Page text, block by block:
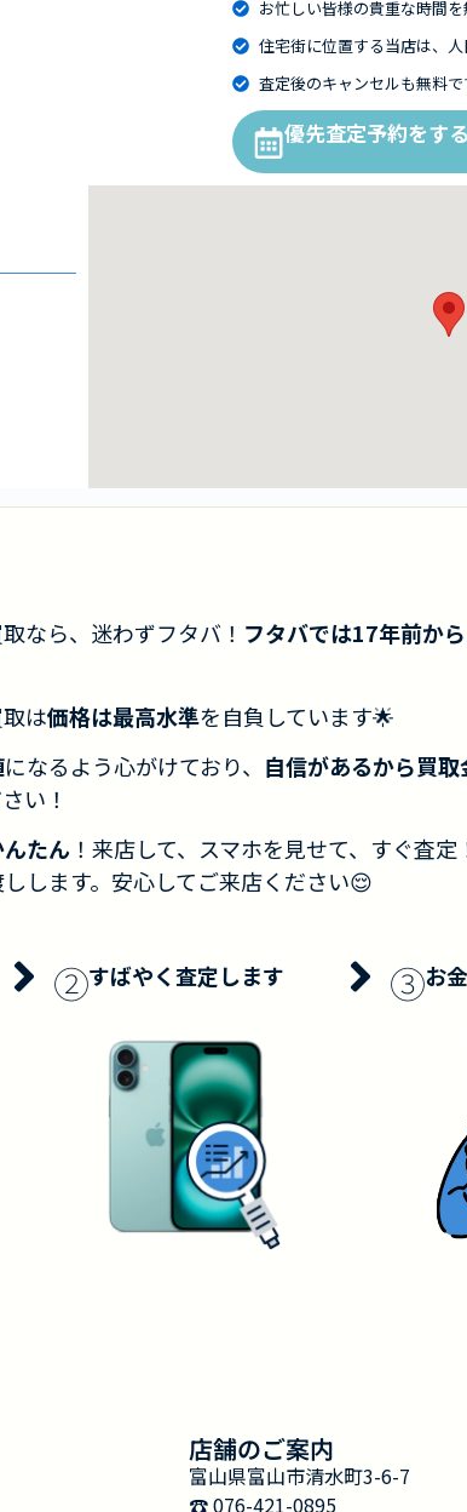
お忙しい皆様の貴重な時間を
住宅街に位置する当店は、
査定後のキャンセルも無料で
優先査定予約をする
なら、迷わずフタバ！ フタバでは17年前か
は価格は最高水準を自負しています🌟
になるよう心がけており、 自信があるから買取
い！
たん ！来店して、スマホを見せて、すぐ査
します。安心してご来店ください😌
②すばやく査定します ③お
店舗のご案内
富山県富山市清水町3-6-7
☎︎ 076-421-0895